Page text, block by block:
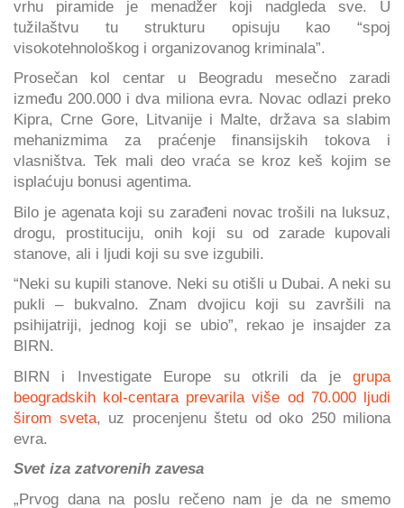
vrhu piramide je menadžer koji nadgleda sve. U
tužilaštvu tu strukturu opisuju kao “spoj
visokotehnološkog i organizovanog kriminala”.
Prosečan kol centar u Beogradu mesečno zaradi
između 200.000 i dva miliona evra. Novac odlazi preko
Kipra, Crne Gore, Litvanije i Malte, država sa slabim
mehanizmima za praćenje finansijskih tokova i
vlasništva. Tek mali deo vraća se kroz keš kojim se
isplaćuju bonusi agentima.
Bilo je agenata koji su zarađeni novac trošili na luksuz,
drogu, prostituciju, onih koji su od zarade kupovali
stanove, ali i ljudi koji su sve izgubili.
“Neki su kupili stanove. Neki su otišli u Dubai. A neki su
pukli – bukvalno. Znam dvojicu koji su završili na
psihijatriji, jednog koji se ubio”, rekao je insajder za
BIRN.
BIRN i Investigate Europe su otkrili da je grupa
beogradskih kol-centara prevarila više od 70.000 ljudi
širom sveta, uz procenjenu štetu od oko 250 miliona
evra.
Svet iza zatvorenih zavesa
„Prvog dana na poslu rečeno nam je da ne smemo